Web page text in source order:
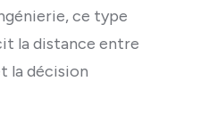
ce type
la distance entre
la décision